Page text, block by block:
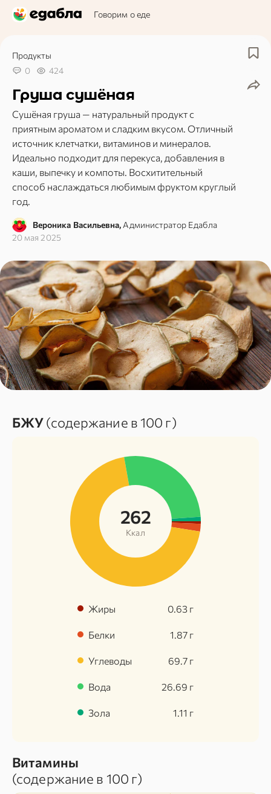
Говорим о еде
Продукты
0
424
Груша сушёная
Сушёная груша — натуральный продукт с
приятным ароматом и сладким вкусом. Отличный
источник клетчатки, витаминов и минералов.
Идеально подходит для перекуса, добавления в
каши, выпечку и компоты. Восхитительный
способ наслаждаться любимым фруктом круглый
год.
Вероника Васильевна, Администратор Едабла
20 мая 2025
БЖУ(содержание в 100 г)
262
Ккал
Жиры 0.63 г
Белки 1.87 г
Углеводы 69.7 г
Вода 26.69 г
Зола 1.11 г
Витамины
(содержание в 100 г)